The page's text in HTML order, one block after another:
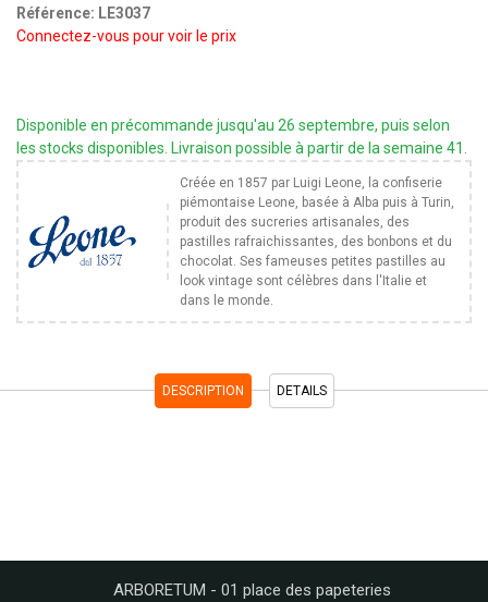
Référence: LE3037
Connectez-vous pour voir le prix
Disponible en précommande jusqu'au 26 septembre, puis selon
les stocks disponibles. Livraison possible à partir de la semaine 41.
Créée en 1857 par Luigi Leone, la confiserie
piémontaise Leone, basée à Alba puis à Turin,
produit des sucreries artisanales, des
pastilles rafraichissantes, des bonbons et du
chocolat. Ses fameuses petites pastilles au
look vintage sont célèbres dans l'Italie et
dans le monde.
DESCRIPTION DETAILS
ARBORETUM - 01 place des papeteries